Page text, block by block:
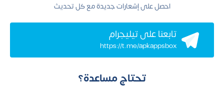
احصل على إشعارات جديدة مع كل تحديث
تابعنا علي تيليجرام
https://t.me/apkappsbox
تحتاج مساعدة؟